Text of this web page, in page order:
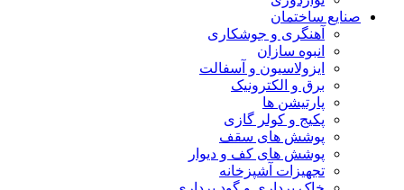
صنایع ساختمان
آهنگری و جوشکاری
انبوه سازان
ایزولاسیون و آسفالت
برق و الکترونیک
پارتیشن ها
پکیج و کولر گازی
پوشش های سقف
پوشش های کف و دیوار
تجهیزات آشپزخانه